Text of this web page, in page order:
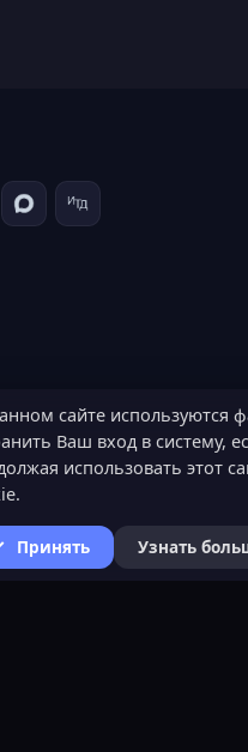
сайте используются
Ваш вход в систему,
использовать этот
Принять Узнать